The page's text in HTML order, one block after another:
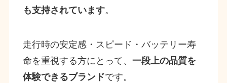
も支持されています。
走行時の安定感・スピード・バッテリー寿
命を重視する方にとって、 一段上の品質を
体験できるブランドです。